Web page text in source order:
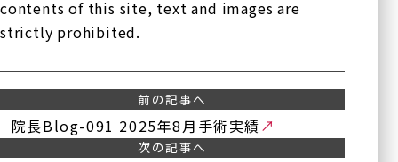
アドオンレンズ
一般診療
シングリックス®
（帯状疱疹ワクチン）
contents of this site, text and images are
strictly prohibited.
前の記事へ
院長Blog-091 2025年8月手術実績
次の記事へ